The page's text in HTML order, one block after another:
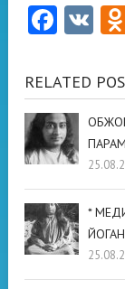
VK
RELATED
*